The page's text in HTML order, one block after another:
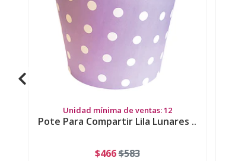
Unidad mínima de ventas: 12
Pote Para Compartir Lila Lunares ..
$466$583